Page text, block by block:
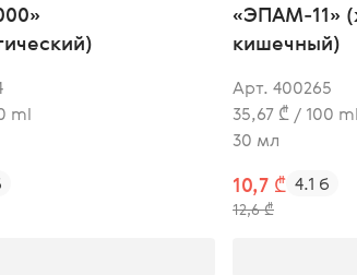
ml
«ЭПАМ-11»
кишечный)
Арт. 400265
35,67 ₾ / 100 ml
30 мл
10,7 ₾
12,6 ₾
4.1 б